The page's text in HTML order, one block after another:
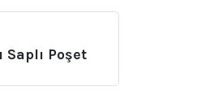
Saplı Poşet